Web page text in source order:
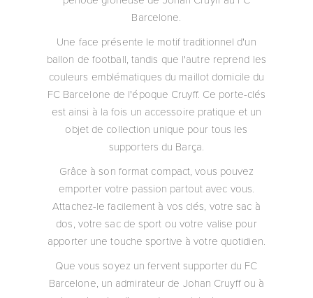
Barcelone.
Une face présente le motif traditionnel d'un
ballon de football, tandis que l'autre reprend les
couleurs emblématiques du maillot domicile du
FC Barcelone de l'époque Cruyff. Ce porte-clés
est ainsi à la fois un accessoire pratique et un
objet de collection unique pour tous les
supporters du Barça.
Grâce à son format compact, vous pouvez
emporter votre passion partout avec vous.
Attachez-le facilement à vos clés, votre sac à
dos, votre sac de sport ou votre valise pour
apporter une touche sportive à votre quotidien.
Que vous soyez un fervent supporter du FC
Barcelone, un admirateur de Johan Cruyff ou à